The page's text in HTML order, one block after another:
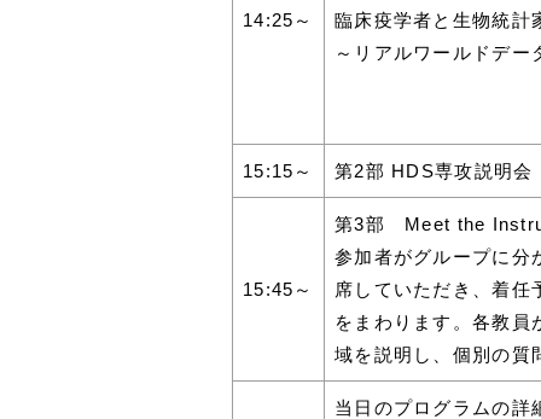
14:25～
臨床疫学者と生物統計
～リアルワールドデー
15:15～ 第2部 HDS専攻説明会
15:45～
第3部 Meet the
参加者がグループに分
席していただき、着任
をまわります。各教員
域を説明し、個別の質
当日のプログラムの詳